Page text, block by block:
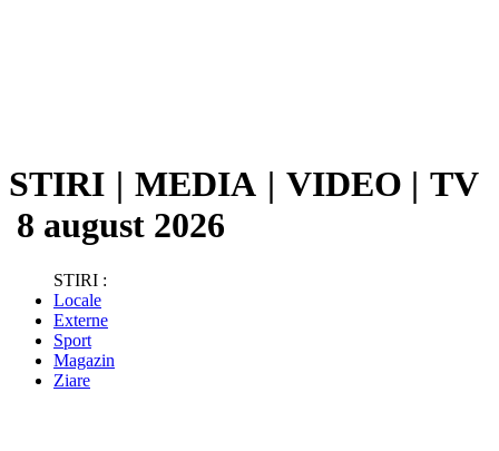
STIRI | MEDIA | VIDEO | TV
8 august 2026
STIRI :
Locale
Externe
Sport
Magazin
Ziare